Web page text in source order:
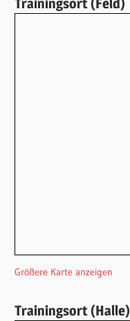
Trainingsort (Feld)
Größere Karte anzeigen
Trainingsort (Halle)